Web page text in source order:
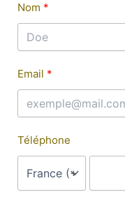
Nom
Email
Téléphone